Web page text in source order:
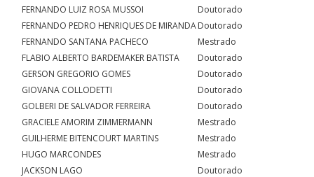
FERNANDO LUIZ ROSA MUSSOI
Doutorado
FERNANDO PEDRO HENRIQUES DE MIRANDADoutorado
FERNANDO SANTANA PACHECO
Mestrado
FLABIO ALBERTO BARDEMAKER BATISTA
Doutorado
GERSON GREGORIO GOMES
Doutorado
GIOVANA COLLODETTI
Doutorado
GOLBERI DE SALVADOR FERREIRA
Doutorado
GRACIELE AMORIM ZIMMERMANN
Mestrado
GUILHERME BITENCOURT MARTINS
Mestrado
HUGO MARCONDES
Mestrado
JACKSON LAGO
Doutorado